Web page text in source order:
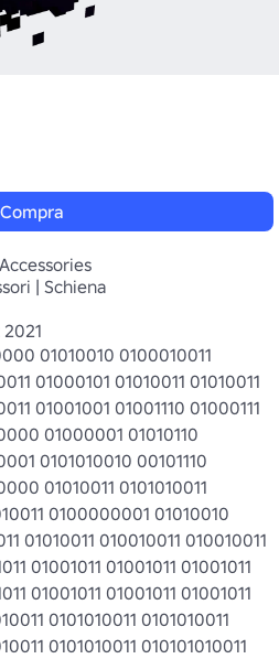
Compra
| Schiena
01010010 0100010011
01000101 01010011 01010011
01001001 01001110 01000111
01000001 01010110
0101010010 00101110
01010011 0101010011
0100000001 01010010
01010011 010010011 010010011
01001011 01001011 01001011
01001011 01001011 01001011
0101010011 0101010011
0101010011 010101010011